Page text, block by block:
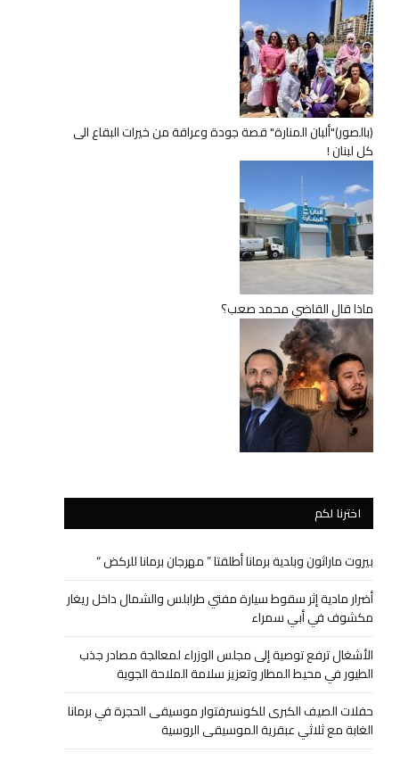
(بالصور)"ألبان المنارة" قصة جودة وعراقة من خيرات البقاع الى
كل لبنان !
ماذا قال القاضي محمد صعب؟
اخترنا لكم
بيروت ماراثون وبلدية برمانا أطلقتا ” مهرجان برمانا للركض “
أضرار مادية إثر سقوط سيارة مفتي طرابلس والشمال داخل ريغار
مكشوف في أبي سمراء
الأشغال ترفع توصية إلى مجلس الوزراء لمعالجة مصادر جذب
الطيور في محيط المطار وتعزيز سلامة الملاحة الجوية
حفلات الصيف الكبرى للكونسرفتوار موسيقى الحجرة في برمانا
الغابة مع ثلاثي عبقرية الموسيقى الروسية